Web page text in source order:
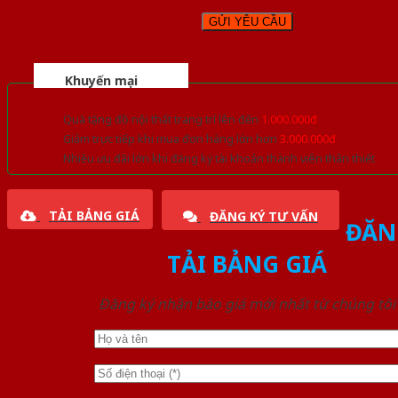
Khuyến mại
Quà tặng đồ nội thất trang trí lên đến 1.000.000đ
Giảm trực tiếp khi mua đơn hàng lớn hơn 3.000.000đ
Nhiều ưu đãi lớn khi đăng ký tài khoản thành viên thân thiết
TẢI BẢNG GIÁ ĐĂNG KÝ TƯ VẤN
TẢI BẢNG GIÁ
Đăng ký nhận báo giá mới nhất từ chúng tôi